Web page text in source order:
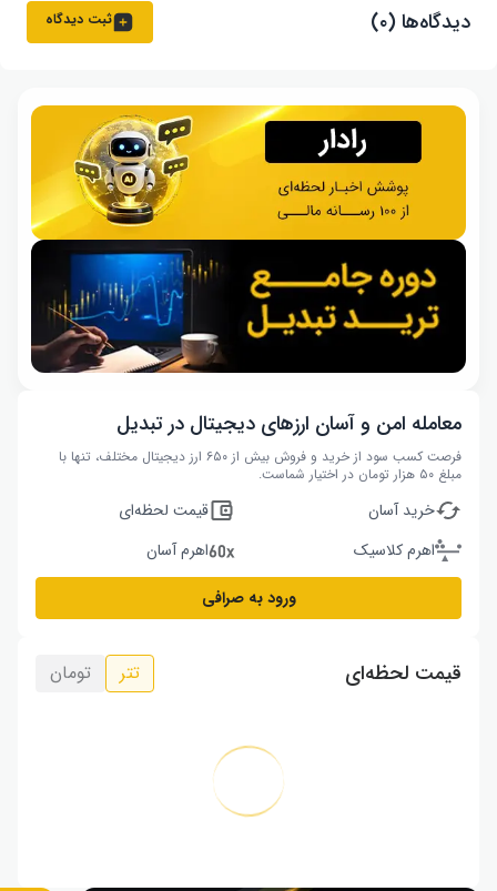
دیدگاه‌ها (۰) ثبت دیدگاه
معامله امن و آسان ارزهای دیجیتال در تبدیل
فرصت کسب سود از خرید و فروش بیش از ۶۵۰ ارز دیجیتال مختلف، تنها با
مبلغ ۵۰ هزار تومان در اختیار شماست.
خرید آسان
قیمت لحظه‌ای
اهرم کلاسیک
اهرم آسان
ورود به صرافی
قیمت لحظه‌ای تتر تومان